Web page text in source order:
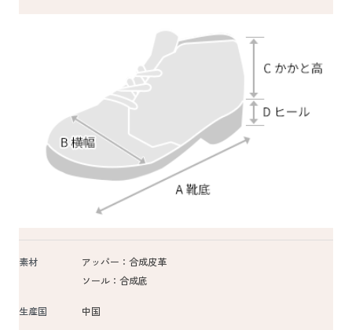
素材
アッパー：合成皮革
ソール：合成底
生産国 中国